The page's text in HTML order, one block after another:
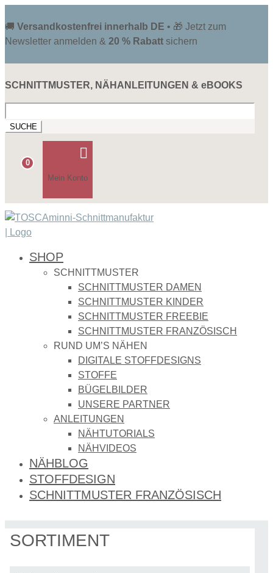
🚚 Versandkostenfrei innerhalb DE • 🎁 Jetzt zum
Newsletter anmelden & 20 % Rabatt sichern
SCHNITTMUSTER, NÄHANLEITUNGEN & eBOOKS
nach:
0

Mein Konto
SHOP
SCHNITTMUSTER
SCHNITTMUSTER DAMEN
SCHNITTMUSTER KINDER
SCHNITTMUSTER FREEBIE
SCHNITTMUSTER FRANZÖSISCH
RUND UM’S NÄHEN
DIGITALE STOFFDESIGNS​
STOFFE
BÜGELBILDER
UNSERE PARTNER
ANLEITUNGEN
NÄHTUTORIALS
NÄHVIDEOS
NÄHBLOG
STOFFDESIGN
SCHNITTMUSTER FRANZÖSISCH
SORTIMENT